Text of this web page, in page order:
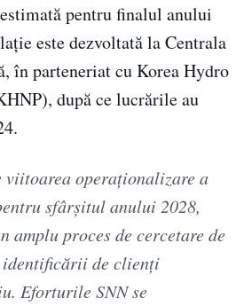
pentru finalul anului
este dezvoltată la Centrala
în parteneriat cu Korea Hydro
după ce lucrările au
viitoarea operaţionalizare a
sfârşitul anului 2028,
amplu proces de cercetare de
identificării de clienţi
Eforturile SNN se